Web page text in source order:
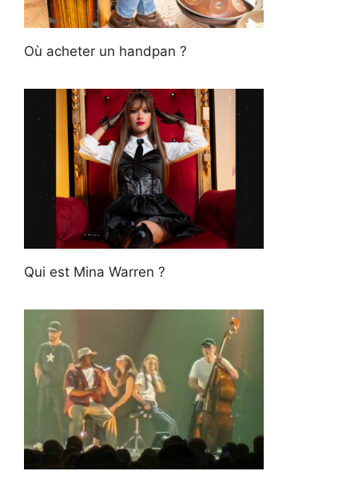
Où acheter un handpan ?
Qui est Mina Warren ?